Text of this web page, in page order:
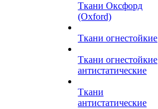
Ткани Оксфорд
(Oxford)
Ткани огнестойкие
Ткани огнестойкие
антистатические
Ткани
антистатические